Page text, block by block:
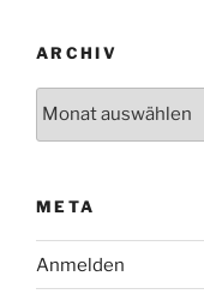
ARCHIV
META
Anmelden